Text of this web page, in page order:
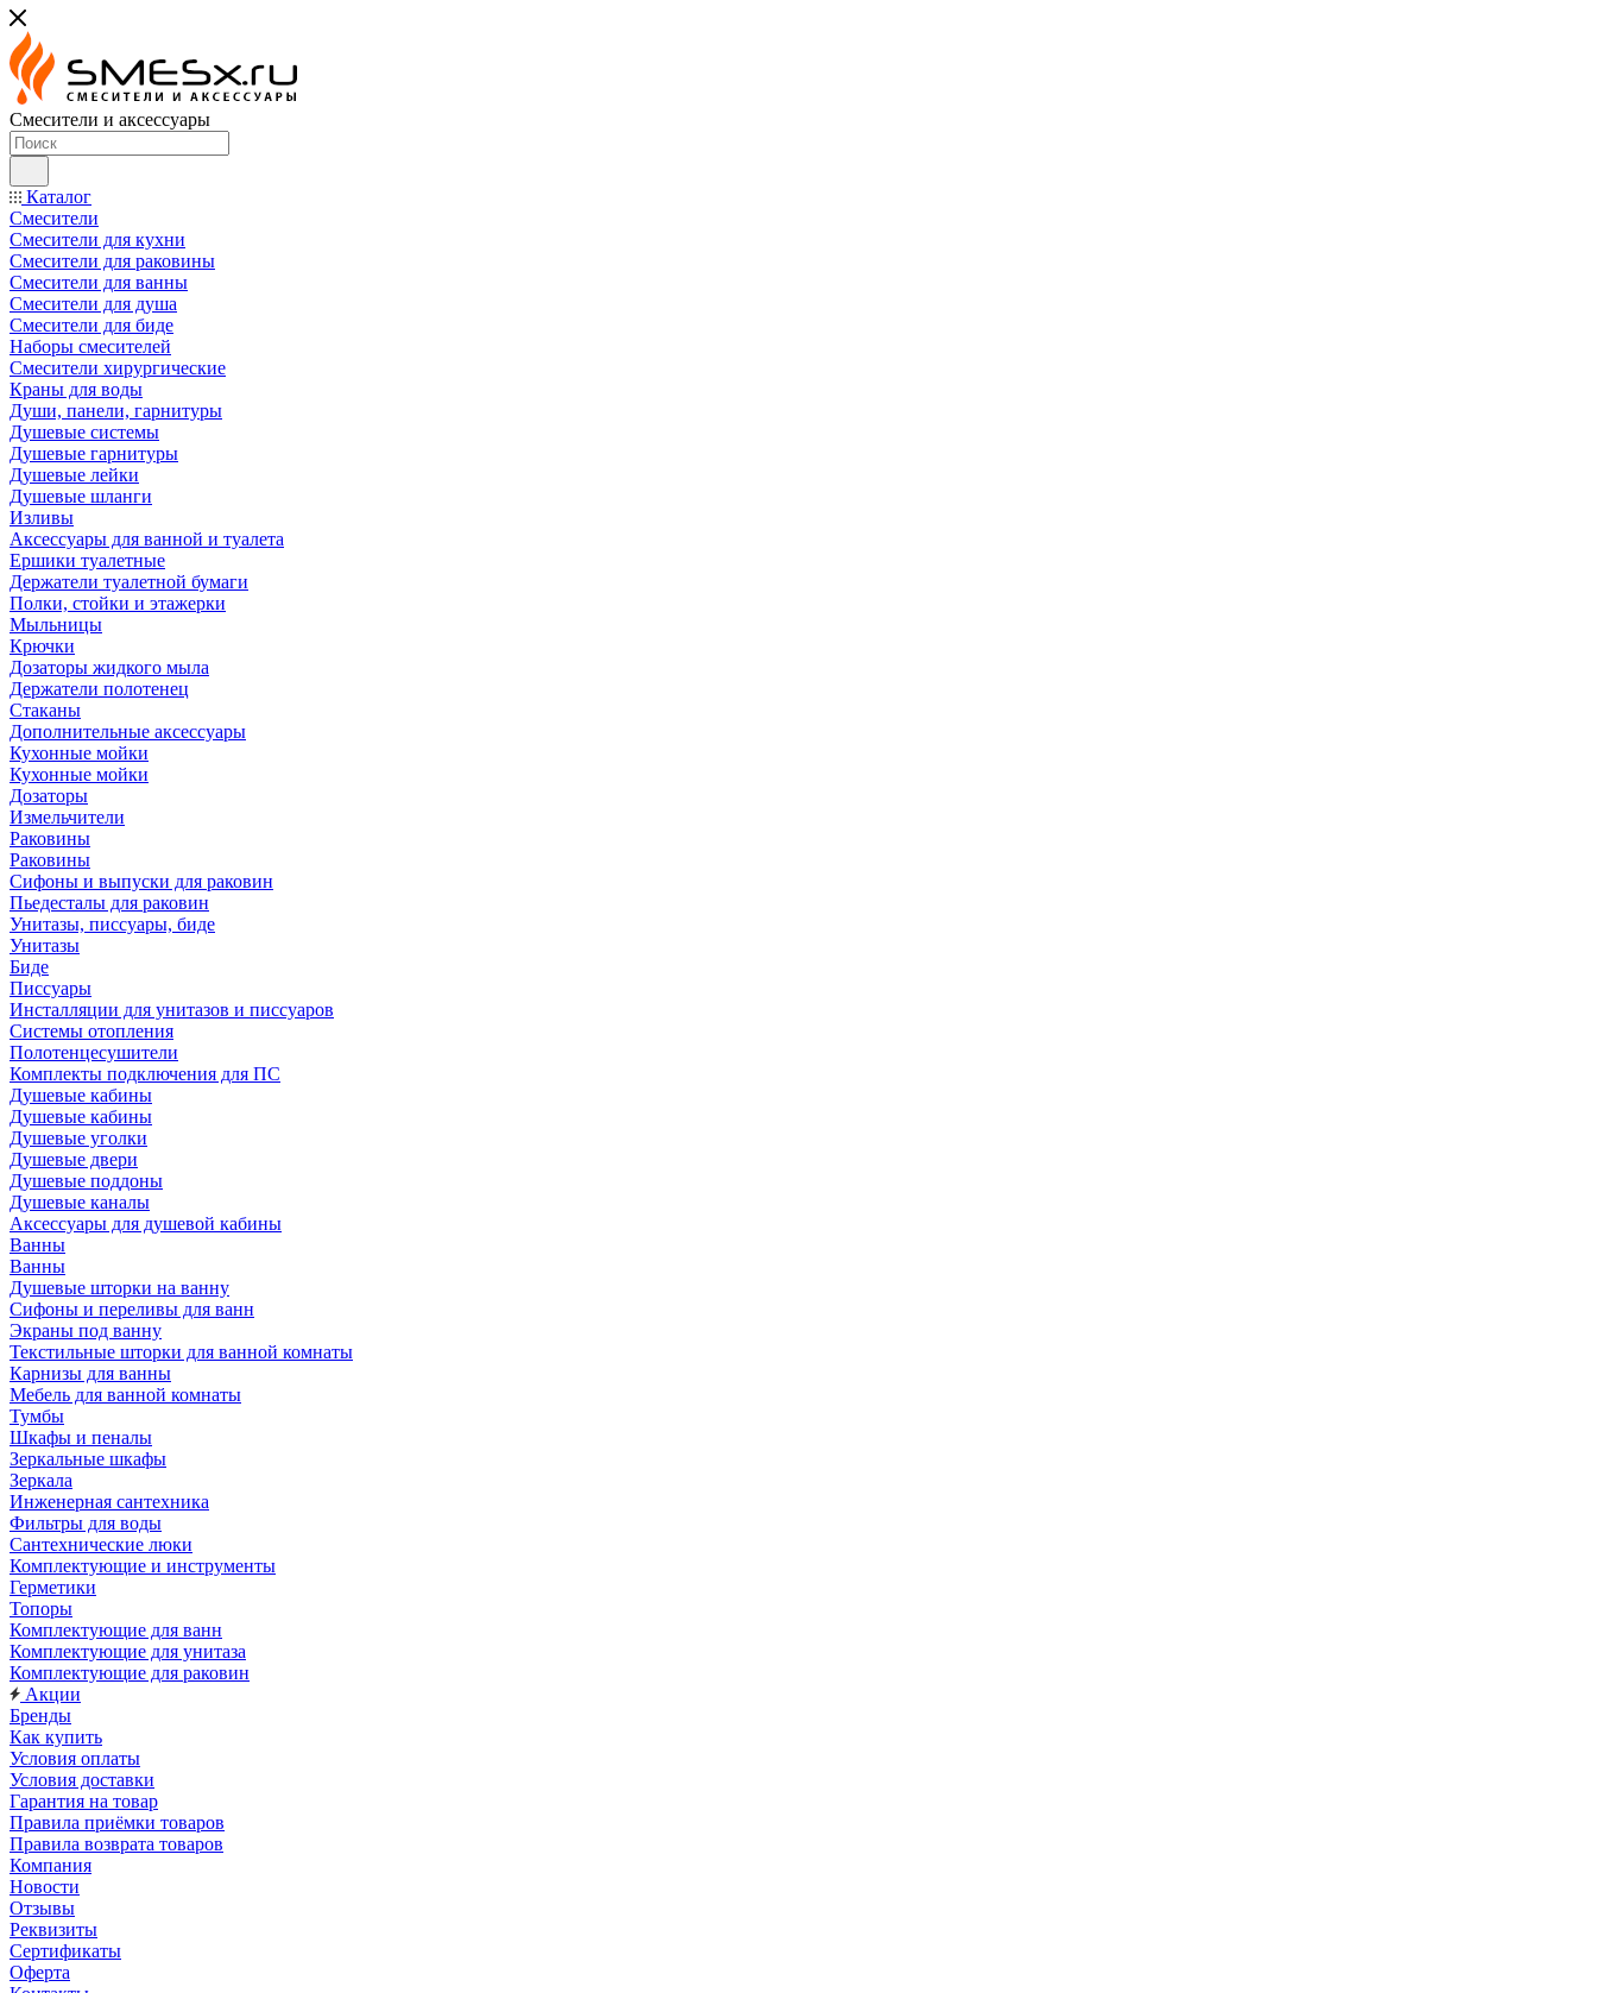
Смесители и аксессуары
Каталог
Смесители
Смесители для кухни
Смесители для раковины
Смесители для ванны
Смесители для душа
Смесители для биде
Наборы смесителей
Смесители хирургические
Краны для воды
Души, панели, гарнитуры
Душевые системы
Душевые гарнитуры
Душевые лейки
Душевые шланги
Изливы
Аксессуары для ванной и туалета
Ершики туалетные
Держатели туалетной бумаги
Полки, стойки и этажерки
Мыльницы
Крючки
Дозаторы жидкого мыла
Держатели полотенец
Стаканы
Дополнительные аксессуары
Кухонные мойки
Кухонные мойки
Дозаторы
Измельчители
Раковины
Раковины
Сифоны и выпуски для раковин
Пьедесталы для раковин
Унитазы, писсуары, биде
Унитазы
Биде
Писсуары
Инсталляции для унитазов и писсуаров
Системы отопления
Полотенцесушители
Комплекты подключения для ПС
Душевые кабины
Душевые кабины
Душевые уголки
Душевые двери
Душевые поддоны
Душевые каналы
Аксессуары для душевой кабины
Ванны
Ванны
Душевые шторки на ванну
Сифоны и переливы для ванн
Экраны под ванну
Текстильные шторки для ванной комнаты
Карнизы для ванны
Мебель для ванной комнаты
Тумбы
Шкафы и пеналы
Зеркальные шкафы
Зеркала
Инженерная сантехника
Фильтры для воды
Сантехнические люки
Комплектующие и инструменты
Герметики
Топоры
Комплектующие для ванн
Комплектующие для унитаза
Комплектующие для раковин
Акции
Бренды
Как купить
Условия оплаты
Условия доставки
Гарантия на товар
Правила приёмки товаров
Правила возврата товаров
Компания
Новости
Отзывы
Реквизиты
Сертификаты
Оферта